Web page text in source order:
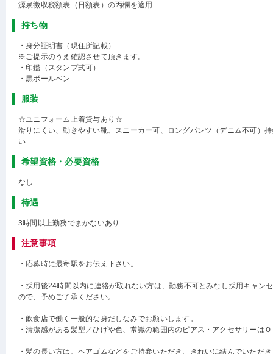
源泉徴収税額表（日額表）の丙欄を適用
持ち物
・身分証明書（現住所記載）
※ご提示のうえ確認させて頂きます。
・印鑑（スタンプ式可）
・黒ボールペン
服装
☆ユニフォーム上着貸与あり☆
滑りにくい、動きやすい靴、スニーカー可、ロングパンツ（デニム不可）
い
希望資格・必要資格
なし
待遇
3時間以上勤務でまかないあり
注意事項
・応募時に最寄駅をお伝え下さい。
・採用後24時間以内に連絡が取れない方は、勤務不可とみなし採用キャン
ので、予めご了承ください。
・飲食店で働く一般的な身だしなみでお願いします。
・清潔感がある髪型／ひげや色、常識の範囲内のピアス・アクセサリーは
・髪の長い方は、ヘアゴムなどをご持参いただき、きれいに結んでいただ